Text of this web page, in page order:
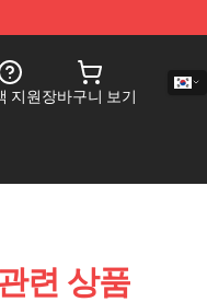
지원장바구니 보기
련 상품